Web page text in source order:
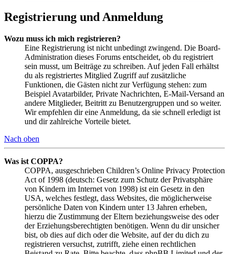
Registrierung und Anmeldung
Wozu muss ich mich registrieren?
Eine Registrierung ist nicht unbedingt zwingend. Die Board-
Administration dieses Forums entscheidet, ob du registriert
sein musst, um Beiträge zu schreiben. Auf jeden Fall erhältst
du als registriertes Mitglied Zugriff auf zusätzliche
Funktionen, die Gästen nicht zur Verfügung stehen: zum
Beispiel Avatarbilder, Private Nachrichten, E-Mail-Versand an
andere Mitglieder, Beitritt zu Benutzergruppen und so weiter.
Wir empfehlen dir eine Anmeldung, da sie schnell erledigt ist
und dir zahlreiche Vorteile bietet.
Nach oben
Was ist COPPA?
COPPA, ausgeschrieben Children’s Online Privacy Protection
Act of 1998 (deutsch: Gesetz zum Schutz der Privatsphäre
von Kindern im Internet von 1998) ist ein Gesetz in den
USA, welches festlegt, dass Websites, die möglicherweise
persönliche Daten von Kindern unter 13 Jahren erheben,
hierzu die Zustimmung der Eltern beziehungsweise des oder
der Erziehungsberechtigten benötigen. Wenn du dir unsicher
bist, ob dies auf dich oder die Website, auf der du dich zu
registrieren versuchst, zutrifft, ziehe einen rechtlichen